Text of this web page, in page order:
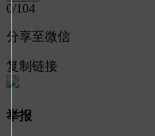
0/104
分享至微信
复制链接
举报